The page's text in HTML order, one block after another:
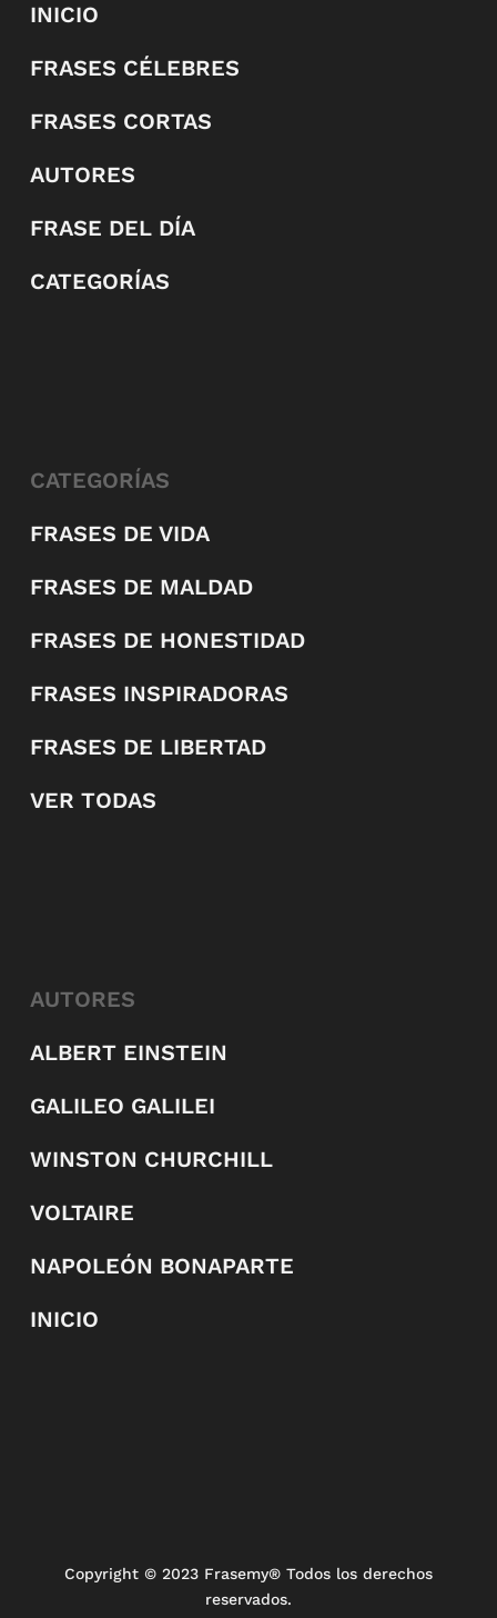
INICIO
FRASES CÉLEBRES
FRASES CORTAS
AUTORES
FRASE DEL DÍA
CATEGORÍAS
CATEGORÍAS
FRASES DE VIDA
FRASES DE MALDAD
FRASES DE HONESTIDAD
FRASES INSPIRADORAS
FRASES DE LIBERTAD
VER TODAS
AUTORES
ALBERT EINSTEIN
GALILEO GALILEI
WINSTON CHURCHILL
VOLTAIRE
NAPOLEÓN BONAPARTE
INICIO
Copyright © 2023 Frasemy® Todos los derechos
reservados.